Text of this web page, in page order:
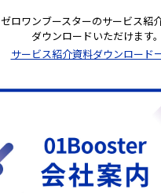
ゼロワンブースターのサービス紹
ダウンロードいただけます。
サービス紹介資料ダウンロード